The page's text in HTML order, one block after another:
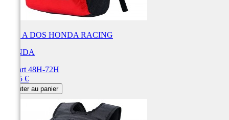
SAC A DOS HONDA RACING
HONDA
Départ 48H-72H
69,95 €
Ajouter au panier